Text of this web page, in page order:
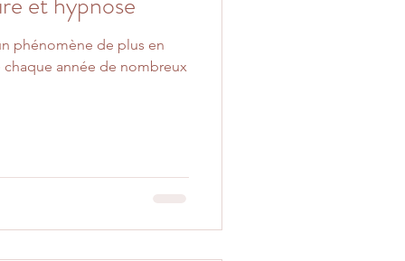
phénomène de plus en
année de nombreux